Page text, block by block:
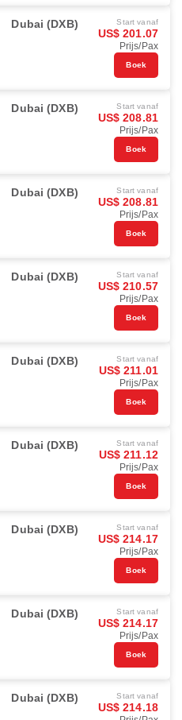
Dubai (DXB) Start vanaf
US$ 201.07
Prijs/Pax
Boek
Dubai (DXB) Start vanaf
US$ 208.81
Prijs/Pax
Boek
Dubai (DXB) Start vanaf
US$ 208.81
Prijs/Pax
Boek
Dubai (DXB) Start vanaf
US$ 210.57
Prijs/Pax
Boek
Dubai (DXB) Start vanaf
US$ 211.01
Prijs/Pax
Boek
Dubai (DXB) Start vanaf
US$ 211.12
Prijs/Pax
Boek
Dubai (DXB) Start vanaf
US$ 214.17
Prijs/Pax
Boek
Dubai (DXB) Start vanaf
US$ 214.17
Prijs/Pax
Boek
Dubai (DXB) Start vanaf
US$ 214.18